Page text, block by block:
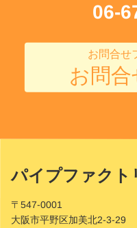
06-
お問合せ
お問
Site
Footer
パイプファクト
〒547-0001
大阪市平野区加美北2-3-29